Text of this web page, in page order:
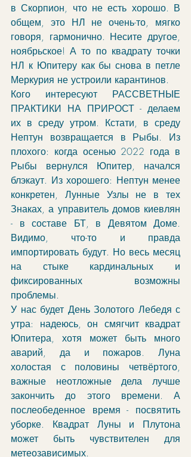
в Скорпион, что не есть хорошо. В
общем, это НЛ не очень-то, мягко
говоря, гармонично. Несите другое,
ноябрьское! А то по квадрату точки
НЛ к Юпитеру как бы снова в петле
Меркурия не устроили карантинов.
Кого интересуют РАССВЕТНЫЕ
ПРАКТИКИ НА ПРИРОСТ - делаем
их в среду утром. Кстати, в среду
Нептун возвращается в Рыбы. Из
плохого: когда осенью 2022 года в
Рыбы вернулся Юпитер, начался
блэкаут. Из хорошего: Нептун менее
конкретен, Лунные Узлы не в тех
Знаках, а управитель домов киевлян
- в составе БТ, в Девятом Доме.
Видимо, что-то и правда
импортировать будут. Но весь месяц
на стыке кардинальных и
фиксированных возможны
проблемы.
У нас будет День Золотого Лебедя с
утра: надеюсь, он смягчит квадрат
Юпитера, хотя может быть много
аварий, да и пожаров. Луна
холостая с половины четвёртого,
важные неотложные дела лучше
закончить до этого времени. А
послеобеденное время - посвятить
уборке. Квадрат Луны и Плутона
может быть чувствителен для
метеозависимых.